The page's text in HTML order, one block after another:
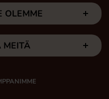
OLEMME
MEITÄ